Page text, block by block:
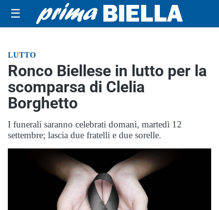
☰
LUTTO
Ronco Biellese in lutto per la
scomparsa di Clelia
Borghetto
I funerali saranno celebrati domani, martedì 12
settembre; lascia due fratelli e due sorelle.